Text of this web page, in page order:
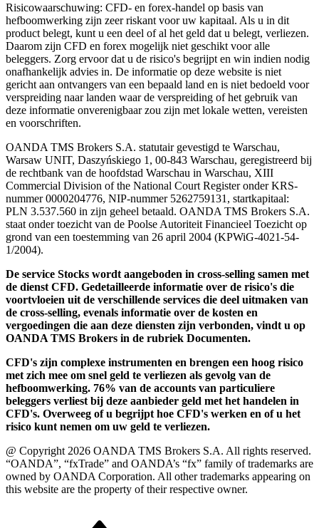
Risicowaarschuwing: CFD- en forex-handel op basis van
hefboomwerking zijn zeer riskant voor uw kapitaal. Als u in dit
product belegt, kunt u een deel of al het geld dat u belegt, verliezen.
Daarom zijn CFD en forex mogelijk niet geschikt voor alle
beleggers. Zorg ervoor dat u de risico's begrijpt en win indien nodig
onafhankelijk advies in. De informatie op deze website is niet
gericht aan ontvangers van een bepaald land en is niet bedoeld voor
verspreiding naar landen waar de verspreiding of het gebruik van
deze informatie onverenigbaar zou zijn met lokale wetten, vereisten
en voorschriften.
OANDA TMS Brokers S.A. statutair gevestigd te Warschau,
Warsaw UNIT, Daszyńskiego 1, 00-843 Warschau, geregistreerd bij
de rechtbank van de hoofdstad Warschau in Warschau, XIII
Commercial Division of the National Court Register onder KRS-
nummer 0000204776, NIP-nummer 5262759131, startkapitaal:
PLN 3.537.560 in zijn geheel betaald. OANDA TMS Brokers S.A.
staat onder toezicht van de Poolse Autoriteit Financieel Toezicht op
grond van een toestemming van 26 april 2004 (KPWiG-4021-54-
1/2004).
De service Stocks wordt aangeboden in cross-selling samen met
de dienst CFD. Gedetailleerde informatie over de risico's die
voortvloeien uit de verschillende services die deel uitmaken van
de cross-selling, evenals informatie over de kosten en
vergoedingen die aan deze diensten zijn verbonden, vindt u op
OANDA TMS Brokers in de rubriek Documenten.
CFD's zijn complexe instrumenten en brengen een hoog risico
met zich mee om snel geld te verliezen als gevolg van de
hefboomwerking. 76% van de accounts van particuliere
beleggers verliest bij deze aanbieder geld met het handelen in
CFD's. Overweeg of u begrijpt hoe CFD's werken en of u het
risico kunt nemen om uw geld te verliezen.
@ Copyright 2026 OANDA TMS Brokers S.A. All rights reserved.
“OANDA”, “fxTrade” and OANDA’s “fx” family of trademarks are
owned by OANDA Corporation. All other trademarks appearing on
this website are the property of their respective owner.